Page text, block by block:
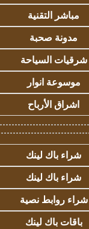
مباشر التقنية
مدونة صحبة
شرقيات السياحة
موسوعة انوار
اشراق الأرباح
شراء باك لينك
شراء باك لينك
شراء روابط نصية
باقات باك لينك